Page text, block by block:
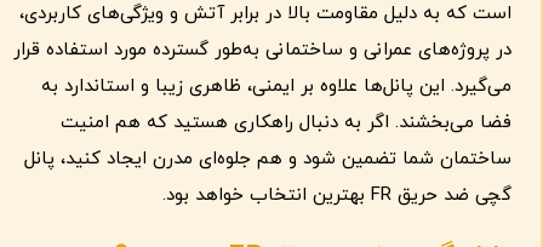
است که به دلیل مقاومت بالا در برابر آتش و ویژگی‌های کاربردی،
در پروژه‌های عمرانی و ساختمانی به‌طور گسترده مورد استفاده قرار
می‌گیرد. این پانل‌ها علاوه بر ایمنی، ظاهری زیبا و استاندارد به
فضا می‌بخشند. اگر به دنبال راهکاری هستید که هم امنیت
ساختمان شما تضمین شود و هم جلوه‌ای مدرن ایجاد کنید، پانل
گچی ضد حریق FR بهترین انتخاب خواهد بود.